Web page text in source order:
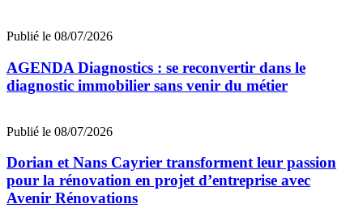
Publié le 08/07/2026
AGENDA Diagnostics : se reconvertir dans le
diagnostic immobilier sans venir du métier
Publié le 08/07/2026
Dorian et Nans Cayrier transforment leur passion
pour la rénovation en projet d’entreprise avec
Avenir Rénovations